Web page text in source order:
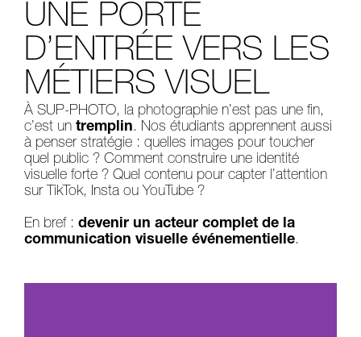
UNE PORTE
D’ENTRÉE VERS LES
MÉTIERS VISUEL
À SUP-PHOTO, la photographie n’est pas une fin,
c’est un tremplin. Nos étudiants apprennent aussi
à penser stratégie : quelles images pour toucher
quel public ? Comment construire une identité
visuelle forte ? Quel contenu pour capter l’attention
sur TikTok, Insta ou YouTube ?
En bref : devenir un acteur complet de la
communication visuelle événementielle.